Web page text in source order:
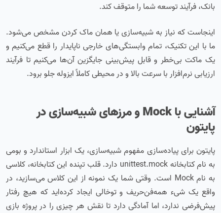
بانک، فرآیند توسعه شما را متوقف کند.
اینجاست که نیاز به شبیه‌سازی یا همان ماک کردن مشخص می‌شود.
ما با این تکنیک، تمام وابستگی‌های خارجی ناپایدار را قطع می‌کنیم و
یک ماکت بی‌خطر و قابل پیش‌بینی جایگزین آن‌ها می‌کنیم تا فرآیند
ارزیابی نرم‌افزار با سرعت بالا و در محیطی کاملاً ایزوله جلو برود.
آشنایی با Mock و مرزهای شبیه‌سازی در
پایتون
پایتون برای پیاده‌سازی مفهوم شبیه‌سازی، یک ابزار استاندارد و بومی
به نام کتابخانه unittest.mock دارد. قلب تپنده این کتابخانه، کلاسی
به نام Mock است. وقتی شما یک نمونه از این کلاس می‌سازید، در
واقع یک شیء همه‌فن‌حریف و توخالی ایجاد کرده‌اید که هیچ رفتار
پیش‌فرضی ندارد، اما آمادگی دارد تا نقش هر چیزی را در پروژه بازی